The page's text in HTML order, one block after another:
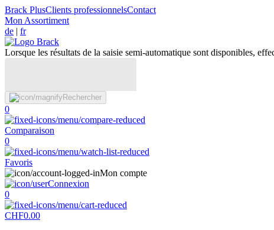
Brack PlusClients professionnelsContact
Mon Assortiment
de | fr
Lorsque les résultats de la saisie semi-automatique sont disponibles,
Rechercher
0
Comparaison
0
Favoris
Mon compte
Connexion
0
CHF0.00